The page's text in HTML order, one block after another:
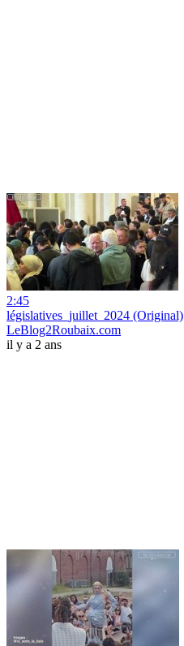
2:45
législatives_juillet_2024 (Original)
LeBlog2Roubaix.com
il y a 2 ans